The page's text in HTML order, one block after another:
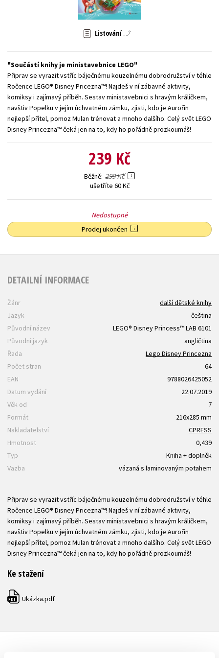
Zahraniční literatura
Všechny tituly
Listování
Součástí knihy je ministavebnice LEGO
Připrav se vyrazit vstříc báječnému kouzelnému dobrodružství v téhle
Ročence LEGO® Disney Pricezna™! Najdeš v ní zábavné aktivity,
komiksy i zajímavý příběh. Sestav ministavebnici s hravým králíčkem,
navštiv Popelku v jejím úchvatném zámku, zjisti, kdo je Aurořin
nejlepší přítel, pomoz Mulan trénovat a mnoho dalšího. Celý svět LEGO
Disney Princezna™ čeká jen na to, kdy ho pořádně prozkoumáš!
239 Kč
Běžně 299 Kč
ušetříte 60 Kč
Nedostupné
Prodej ukončen
DETAILNÍ INFORMACE
Žánr
další dětské knihy
Jazyk
čeština
Původní název
LEGO® Disney Princess™ LAB 6101
Původní jazyk
angličtina
Řada
Lego Disney Princezna
Počet stran
64
EAN
9788026425052
Datum vydání
22.07.2019
Věk od
7
Formát
216x285 mm
Nakladatelství
CPRESS
Hmotnost
0,439
Typ
Kniha + doplněk
Vazba
vázaná s laminovaným potahem
Připrav se vyrazit vstříc báječnému kouzelnému dobrodružství v téhle
Ročence LEGO® Disney Pricezna™! Najdeš v ní zábavné aktivity,
komiksy i zajímavý příběh. Sestav ministavebnici s hravým králíčkem,
navštiv Popelku v jejím úchvatném zámku, zjisti, kdo je Aurořin
nejlepší přítel, pomoz Mulan trénovat a mnoho dalšího. Celý svět LEGO
Disney Princezna™ čeká jen na to, kdy ho pořádně prozkoumáš!
Ke stažení
PDF Ukázka.pdf